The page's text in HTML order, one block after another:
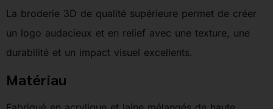
La broderie 3D de qualité supérieure permet de créer
un logo audacieux et en relief avec une texture, une
durabilité et un impact visuel excellents.
Matériau